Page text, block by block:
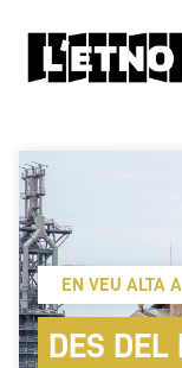
EN VEU ALTA
DES